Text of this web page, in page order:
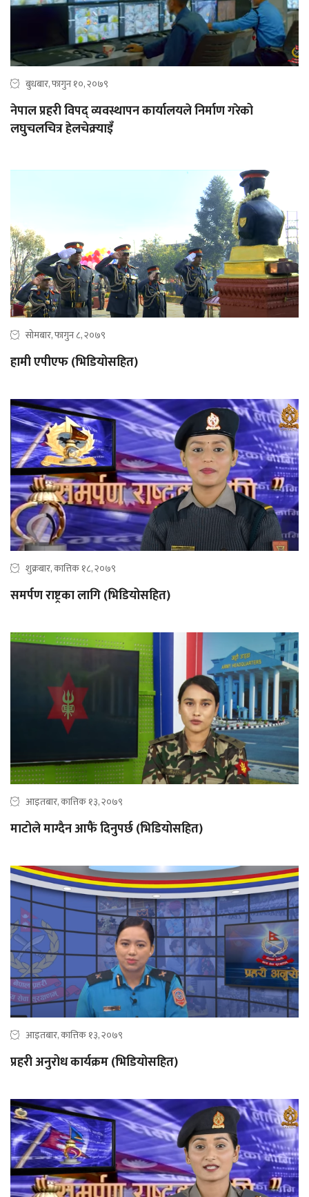
बुधबार, फागुन १०, २०७९
नेपाल प्रहरी विपद् व्यवस्थापन कार्यालयले निर्माण गरेको
लघुचलचित्र हेलचेक्र्याइँ
सोमबार, फागुन ८, २०७९
हामी एपीएफ (भिडियोसहित)
शुक्रबार, कात्तिक १८, २०७९
समर्पण राष्ट्रका लागि (भिडियोसहित)
आइतबार, कात्तिक १३, २०७९
माटोले माग्दैन आफैं दिनुपर्छ (भिडियोसहित)
आइतबार, कात्तिक १३, २०७९
प्रहरी अनुरोध कार्यक्रम (भिडियोसहित)